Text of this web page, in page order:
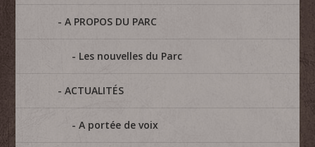
A PROPOS DU PARC
Les nouvelles du Parc
ACTUALITÉS
A portée de voix